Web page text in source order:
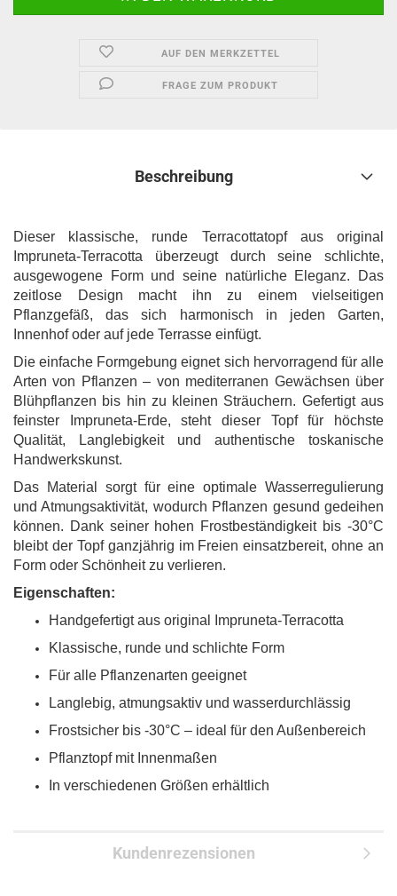
AUF DEN MERKZETTEL
FRAGE ZUM PRODUKT
Beschreibung
Dieser klassische, runde Terracottatopf aus original
Impruneta-Terracotta überzeugt durch seine schlichte,
ausgewogene Form und seine natürliche Eleganz. Das
zeitlose Design macht ihn zu einem vielseitigen
Pflanzgefäß, das sich harmonisch in jeden Garten,
Innenhof oder auf jede Terrasse einfügt.
Die einfache Formgebung eignet sich hervorragend für alle
Arten von Pflanzen – von mediterranen Gewächsen über
Blühpflanzen bis hin zu kleinen Sträuchern. Gefertigt aus
feinster Impruneta-Erde, steht dieser Topf für höchste
Qualität, Langlebigkeit und authentische toskanische
Handwerkskunst.
Das Material sorgt für eine optimale Wasserregulierung
und Atmungsaktivität, wodurch Pflanzen gesund gedeihen
können. Dank seiner hohen Frostbeständigkeit bis -30°C
bleibt der Topf ganzjährig im Freien einsatzbereit, ohne an
Form oder Schönheit zu verlieren.
Eigenschaften:
Handgefertigt aus original Impruneta-Terracotta
Klassische, runde und schlichte Form
Für alle Pflanzenarten geeignet
Langlebig, atmungsaktiv und wasserdurchlässig
Frostsicher bis -30°C – ideal für den Außenbereich
Pflanztopf mit Innenmaßen
In verschiedenen Größen erhältlich
Kundenrezensionen